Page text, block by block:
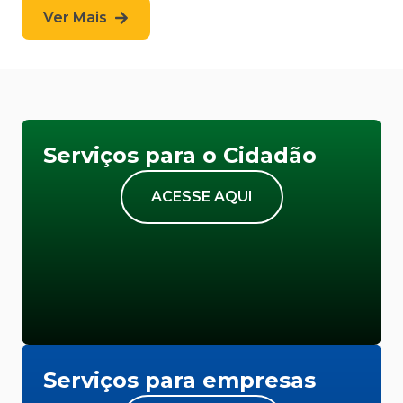
Ver Mais
Serviços para o Cidadão
ACESSE AQUI
Serviços para empresas